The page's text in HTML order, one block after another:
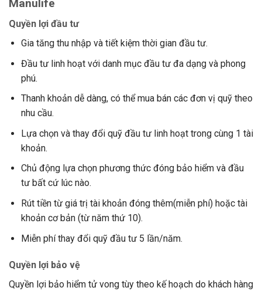
Manulife
Quyền lợi đầu tư
Gia tăng thu nhập và tiết kiệm thời gian đầu tư.
Đầu tư linh hoạt với danh mục đầu tư đa dạng và phong
phú.
Thanh khoản dễ dàng, có thể mua bán các đơn vị quỹ theo
nhu cầu.
Lựa chọn và thay đổi quỹ đầu tư linh hoạt trong cùng 1 tài
khoản.
Chủ động lựa chọn phương thức đóng bảo hiểm và đầu
tư bất cứ lúc nào.
Rút tiền từ giá trị tài khoản đóng thêm(miễn phí) hoặc tài
khoản cơ bản (từ năm thứ 10).
Miễn phí thay đổi quỹ đầu tư 5 lần/năm.
Quyền lợi bảo vệ
Quyền lợi bảo hiểm tử vong tùy theo kế hoạch do khách hàng